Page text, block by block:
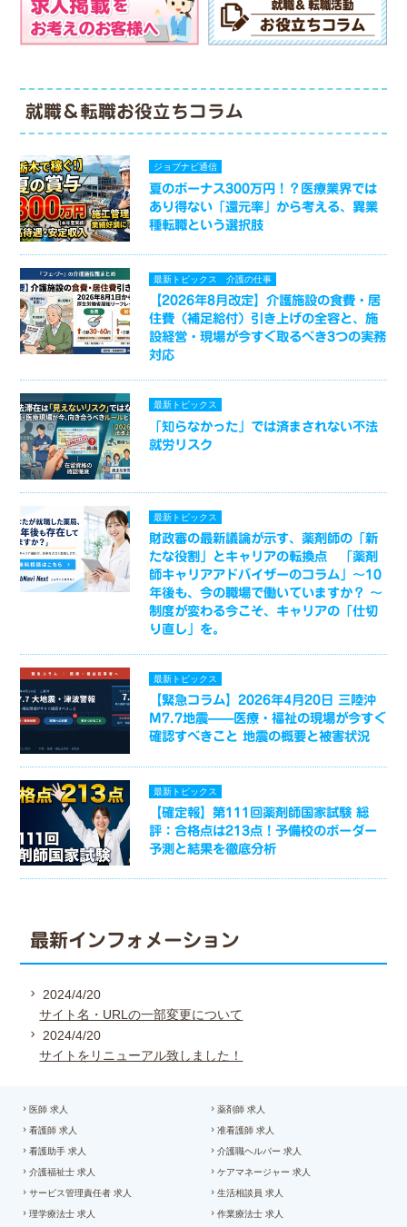
就職＆転職お役立ちコラム
ジョブナビ通信
夏のボーナス300万円！？医療業界では
あり得ない「還元率」から考える、異業
種転職という選択肢
最新トピックス 介護の仕事
【2026年8月改定】介護施設の食費・居
住費（補足給付）引き上げの全容と、施
設経営・現場が今すぐ取るべき3つの実務
対応
最新トピックス
「知らなかった」では済まされない不法
就労リスク
最新トピックス
財政審の最新議論が示す、薬剤師の「新
たな役割」とキャリアの転換点 「薬剤
師キャリアアドバイザーのコラム」～10
年後も、今の職場で働いていますか？ ～
制度が変わる今こそ、キャリアの「仕切
り直し」を。
最新トピックス
【緊急コラム】2026年4月20日 三陸沖
M7.7地震——医療・福祉の現場が今すぐ
確認すべきこと 地震の概要と被害状況
最新トピックス
【確定報】第111回薬剤師国家試験 総
評：合格点は213点！予備校のボーダー
予測と結果を徹底分析
最新インフォメーション
2024/4/20
サイト名・URLの一部変更について
2024/4/20
サイトをリニューアル致しました！
医師 求人 薬剤師 求人
看護師 求人 准看護師 求人
看護助手 求人 介護職ヘルパー 求人
介護福祉士 求人 ケアマネージャー 求人
サービス管理責任者 求人 生活相談員 求人
理学療法士 求人 作業療法士 求人